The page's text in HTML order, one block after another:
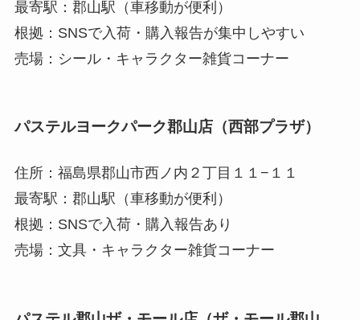
最寄駅：郡山駅（車移動が便利）
根拠：SNSで入荷・購入報告が集中しやすい
売場：シール・キャラクター雑貨コーナー
パステルヨークパーク郡山店（西部プラザ）
住所：福島県郡山市西ノ内２丁目１１−１１
最寄駅：郡山駅（車移動が便利）
根拠：SNSで入荷・購入報告あり
売場：文具・キャラクター雑貨コーナー